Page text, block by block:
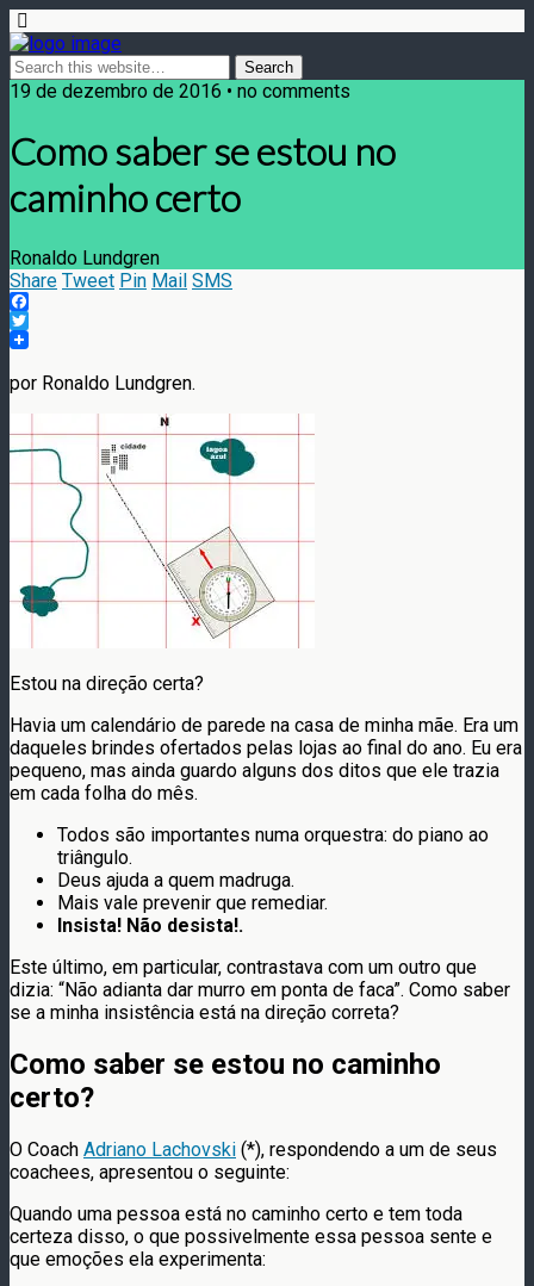
19 de dezembro de 2016 • no comments
Como saber se estou no
caminho certo
Ronaldo Lundgren
Share Tweet Pin Mail SMS
Facebook
Twitter
por Ronaldo Lundgren.
Estou na direção certa?
Havia um calendário de parede na casa de minha mãe. Era um
daqueles brindes ofertados pelas lojas ao final do ano. Eu era
pequeno, mas ainda guardo alguns dos ditos que ele trazia
em cada folha do mês.
Todos são importantes numa orquestra: do piano ao
triângulo.
Deus ajuda a quem madruga.
Mais vale prevenir que remediar.
Insista! Não desista!.
Este último, em particular, contrastava com um outro que
dizia: “Não adianta dar murro em ponta de faca”. Como saber
se a minha insistência está na direção correta?
Como saber se estou no caminho
certo?
O Coach Adriano Lachovski (*), respondendo a um de seus
coachees, apresentou o seguinte:
Quando uma pessoa está no caminho certo e tem toda
certeza disso, o que possivelmente essa pessoa sente e
que emoções ela experimenta: